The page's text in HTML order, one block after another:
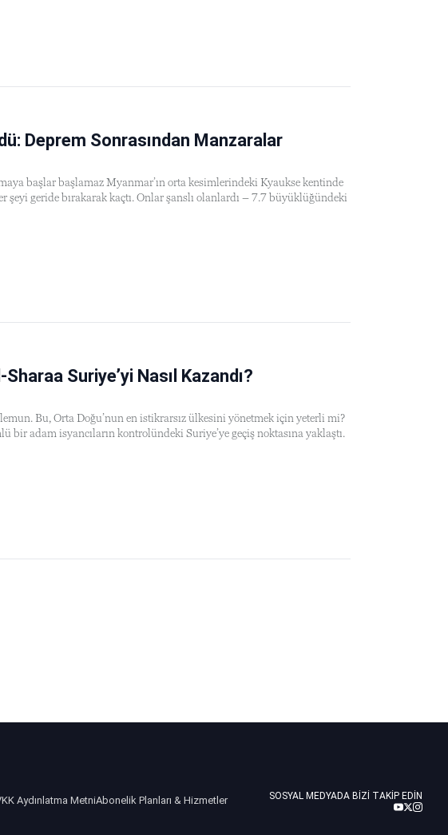
Deprem Sonrasından Manzaralar
başlar başlamaz Myanmar’ın orta kesimlerindeki Kyaukse kentinde
şeyi geride bırakarak kaçtı. Onlar şanslı olanlardı – 7.7 büyüklüğündeki
Suriye’yi Nasıl Kazandı?
Bu, Orta Doğu’nun en istikrarsız ülkesini yönetmek için yeterli mi?
bir adam isyancıların kontrolündeki Suriye’ye geçiş noktasına yaklaştı.
Aydınlatma MetniAbonelik Planları & Hizmetler SOSYAL MEDYADA BIZI TAKIP EDIN